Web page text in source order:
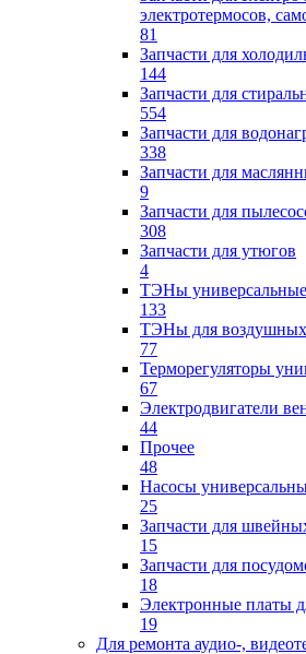
электротермосов,
81
Запчасти для
144
Запчасти для
554
Запчасти для
338
Запчасти для
9
Запчасти для
308
Запчасти для утюгов
4
ТЭНы универсальные
133
ТЭНы для воздушных
77
Терморегуляторы
67
Электродвигатели
44
Прочее
48
Насосы
25
Запчасти для
15
Запчасти для
18
Электронные платы
19
Для ремонта аудио-,